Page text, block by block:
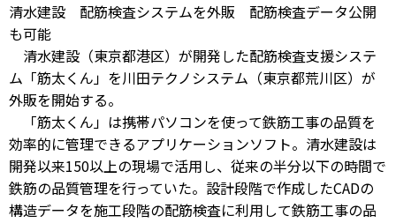
清水建設 配筋検査システムを外販 配筋検査データ公開
も可能
清水建設（東京都港区）が開発した配筋検査支援システ
ム「筋太くん」を川田テクノシステム（東京都荒川区）が
外販を開始する。
「筋太くん」は携帯パソコンを使って鉄筋工事の品質を
効率的に管理できるアプリケーションソフト。清水建設は
開発以来150以上の現場で活用し、従来の半分以下の時間で
鉄筋の品質管理を行っていた。設計段階で作成したCADの
構造データを施工段階の配筋検査に利用して鉄筋工事の品